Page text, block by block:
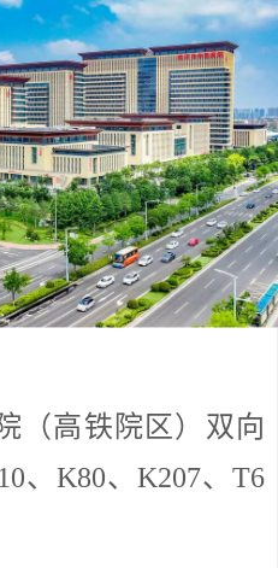
（高铁院区）双向
、K80、K207、T6